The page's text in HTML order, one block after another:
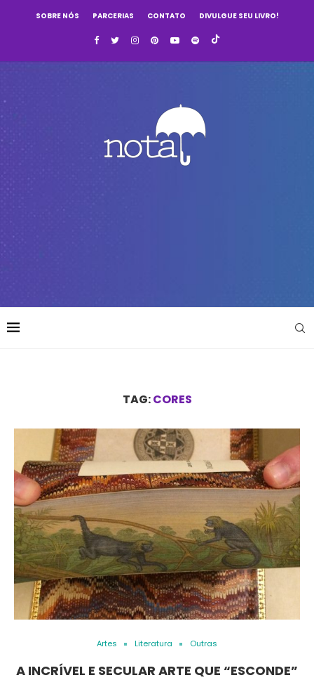
SOBRE NÓS PARCERIAS CONTATO DIVULGUE SEU LIVRO!
TAG:CORES
Artes Literatura Outras
A INCRÍVEL E SECULAR ARTE QUE “ESCONDE”